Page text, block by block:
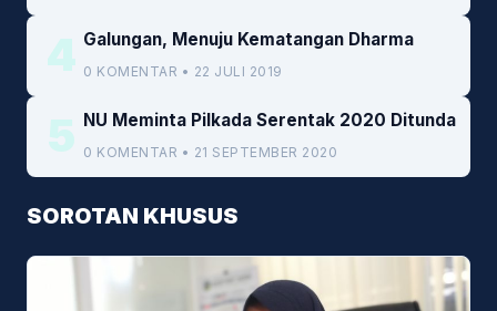
4 Galungan, Menuju Kematangan Dharma
0 KOMENTAR • 22 JULI 2019
5 NU Meminta Pilkada Serentak 2020 Ditunda
0 KOMENTAR • 21 SEPTEMBER 2020
SOROTAN KHUSUS